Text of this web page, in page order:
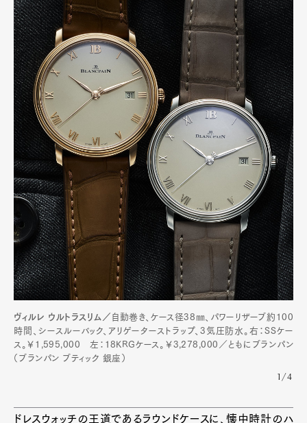
ヴィルレ ウルトラスリム／ 自動巻き、ケース径38㎜、パワーリザーブ約100
時間、シースルーバック、アリゲーターストラップ、3気圧防水。右：SSケー
ス。￥1,595,000 左：18KRGケース。￥3,278,000／ともにブランパン
（ブランパン ブティック 銀座）
1/4
ドレスウォッチの王道であるラウンドケースに、懐中時計のハ